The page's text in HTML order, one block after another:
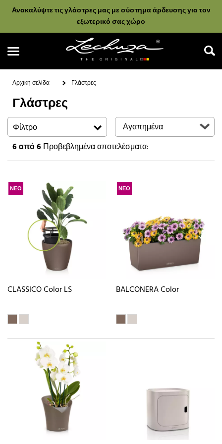
Ανακαλύψτε τις γλάστρες μας με σύστημα άρδευσης για τον
εξωτερικό σας χώρο
Αναζήτηση
Αρχική σελίδα Γλάστρες
Γλάστρες
Φίλτρο
6από 6Προβεβλημένα αποτελέσματα:
ΝΕΟ
CLASSICO Color LS
ΝΕΟ
BALCONERA Color